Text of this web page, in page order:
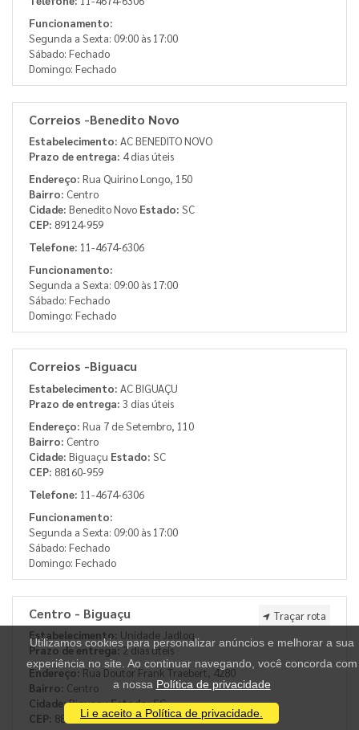
Funcionamento:
Segunda a Sexta: 09:00 às 17:00
Sábado: Fechado
Domingo: Fechado
Correios -Benedito Novo
Estabelecimento: AC BENEDITO NOVO
Prazo de entrega: 4 dias úteis
Endereço: Rua Quirino Longo, 150
Bairro: Centro
Cidade: Benedito Novo Estado: SC
CEP: 89124-959
Telefone: 11-4674-6306
Funcionamento:
Segunda a Sexta: 09:00 às 17:00
Sábado: Fechado
Domingo: Fechado
Correios -Biguacu
Estabelecimento: AC BIGUAÇU
Prazo de entrega: 3 dias úteis
Endereço: Rua 7 de Setembro, 110
Bairro: Centro
Cidade: Biguaçu Estado: SC
CEP: 88160-959
Telefone: 11-4674-6306
Funcionamento:
Segunda a Sexta: 09:00 às 17:00
Sábado: Fechado
Domingo: Fechado
Traçar rota
Centro - Biguaçu
Estabelecimento: Unidade Jadlog
Prazo de entrega:2 dias úteis
Endereço: Rua Doutor Frank Traebert, 4280
Bairro: Centro
Cidade:BiguaçuEstado:SC
CEP: 88160-140
Utilizamos cookies para personalizar anúncios e melhorar a sua
experiência no site. Ao continuar navegando, você concorda com
a nossa Política de privacidade
Li e aceito a Política de privacidade.